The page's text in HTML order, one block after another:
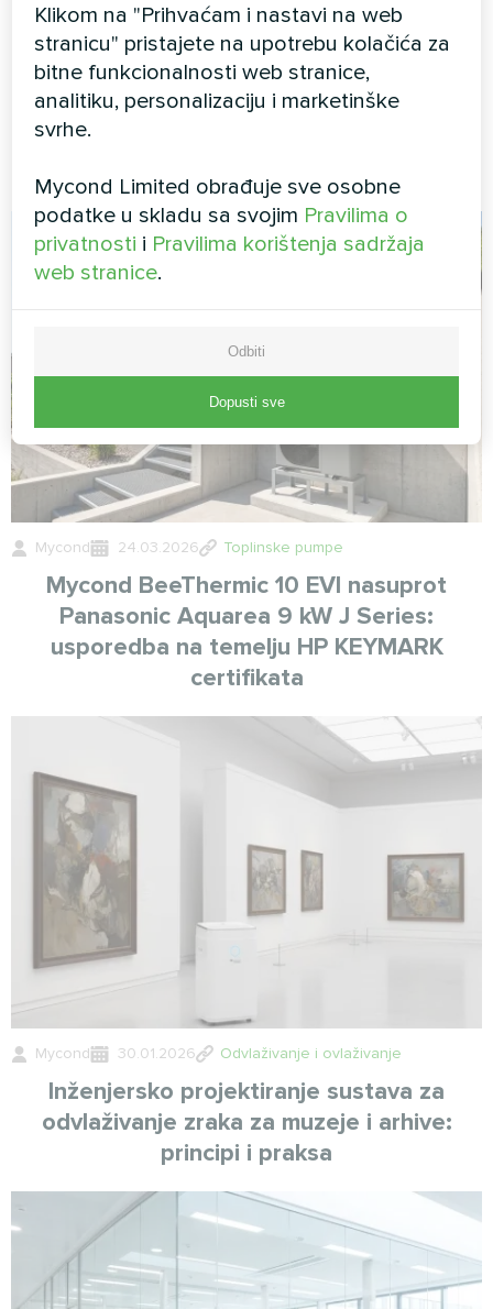
VIŠE PROIZVODA
Mycond 24.03.2026 Toplinske pumpe
Mycond BeeThermic 10 EVI nasuprot
Panasonic Aquarea 9 kW J Series:
usporedba na temelju HP KEYMARK
certifikata
Mycond 30.01.2026 Odvlaživanje i ovlaživanje
Inženjersko projektiranje sustava za
odvlaživanje zraka za muzeje i arhive:
principi i praksa
Klikom na "Prihvaćam i nastavi na web
stranicu" pristajete na upotrebu kolačića za
bitne funkcionalnosti web stranice,
analitiku, personalizaciju i marketinške
svrhe.
Mycond Limited obrađuje sve osobne
podatke u skladu sa svojim Pravilima o
privatnosti i Pravilima korištenja sadržaja
web stranice.
Odbiti
Dopusti sve